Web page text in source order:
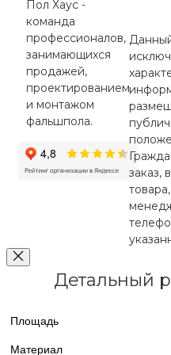
Пол Хаус -
команда
профессионалов,
занимающихся
продажей,
проектированием
и монтажом
фальшпола.
заказ,
Детальный
Площадь
Материал